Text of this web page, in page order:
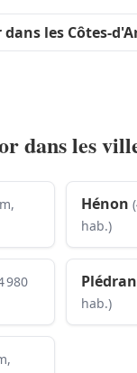
les Côtes-
dans les
Hénon
hab.)
980
Plédran
hab.)